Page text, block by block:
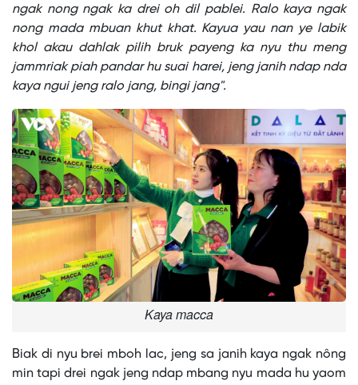
ngak nong ngak ka drei oh dil pablei. Ralo kaya ngak
nong mada mbuan khut khat. Kayua yau nan ye labik
khol akau dahlak pilih bruk payeng ka nyu thu meng
jammriak piah pandar hu suai harei, jeng janih ndap nda
kaya ngui jeng ralo jang, bingi jang".
Kaya macca
Biak di nyu brei mboh lac, jeng sa janih kaya ngak nông
min tapi drei ngak jeng ndap mbang nyu mada hu yaom